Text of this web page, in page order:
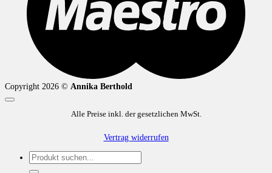
Copyright 2026 © Annika Berthold
Alle Preise inkl. der gesetzlichen MwSt.
Vertrag widerrufen
Suchen
nach: